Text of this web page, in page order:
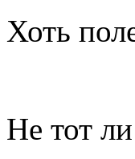
Хоть
Не тот